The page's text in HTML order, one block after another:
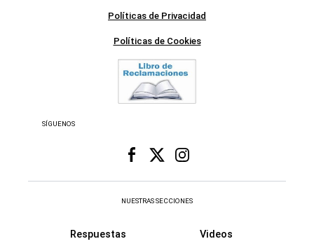
Políticas de Privacidad
Políticas de Cookies
SÍGUENOS
NUESTRAS SECCIONES
Respuestas Videos